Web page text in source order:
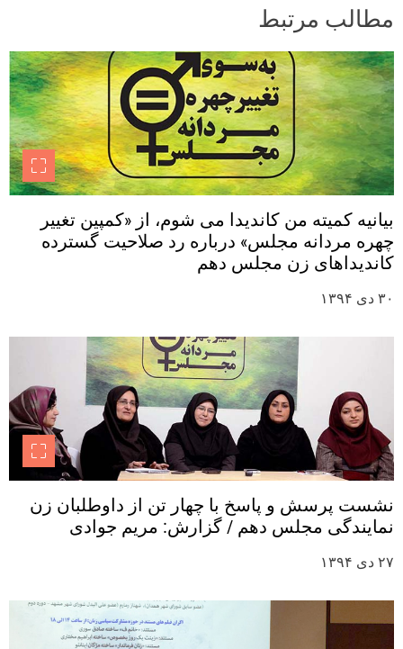
مطالب مرتبط
بیانیه کمیته من کاندیدا می شوم، از «کمپین تغییر
چهره مردانه مجلس» درباره رد صلاحیت گسترده
کاندیداهای زن مجلس دهم
۳۰ دی ۱۳۹۴
نشست پرسش و پاسخ با چهار تن از داوطلبان زن
نمایندگی مجلس دهم / گزارش: مریم جوادی
۲۷ دی ۱۳۹۴